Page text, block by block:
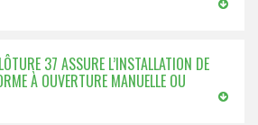
37 ASSURE L’INSTALLATION DE
À OUVERTURE MANUELLE OU